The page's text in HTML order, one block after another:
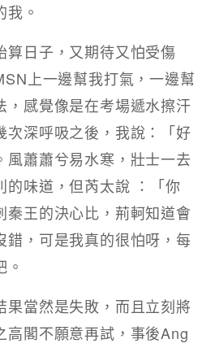
。
算日子，又期待又怕受傷
上一邊幫我打氣，一邊幫
，感覺像是在考場遞水擦汗
次深呼吸之後，我說：「好
風蕭蕭兮易水寒，壯士一去
的味道，但芮太說 ：「你
秦王的決心比，荊軻知道會
，可是我真的很怕呀，每
果當然是失敗，而且立刻將
高閣不願意再試，事後Ang